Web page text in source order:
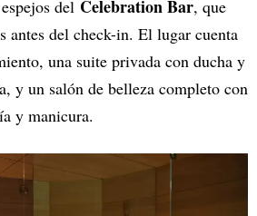
del Celebration Bar, que
antes del check-in. El lugar cuenta
una suite privada con ducha y
y un salón de belleza completo con
y manicura.